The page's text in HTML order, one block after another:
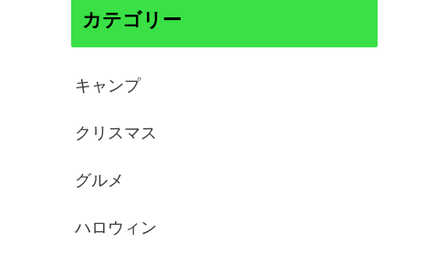
カテゴリー
キャンプ
クリスマス
グルメ
ハロウィン